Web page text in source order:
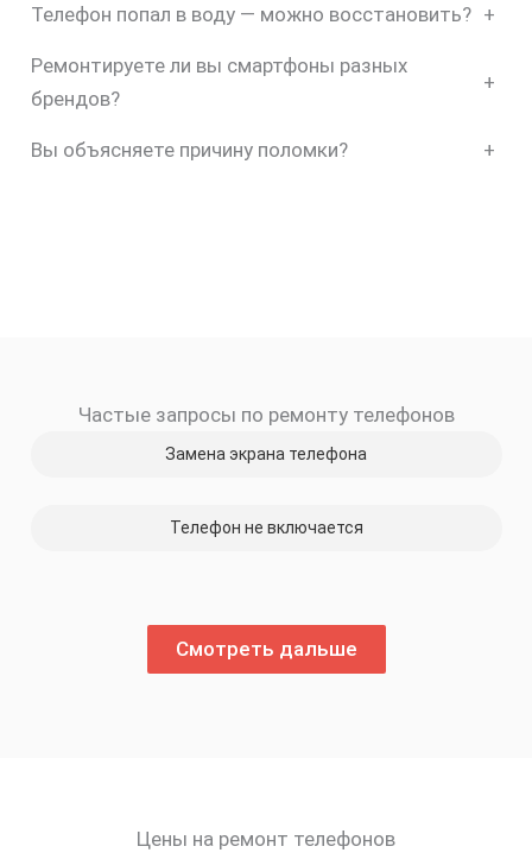
Телефон попал в воду — можно восстановить? +
Ремонтируете ли вы смартфоны разных
брендов?
+
Вы объясняете причину поломки? +
Частые запросы по ремонту телефонов
Замена экрана телефона
Телефон не включается
Смотреть дальше
Цены на ремонт телефонов
скидку